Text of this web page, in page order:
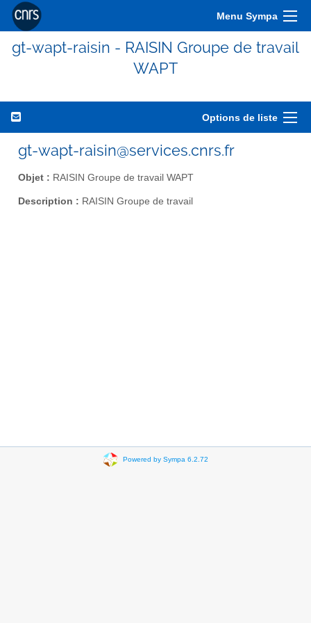
Menu Sympa
gt-wapt-raisin - RAISIN Groupe de travail
WAPT
Options de liste
gt-wapt-raisin@services.cnrs.fr
Objet : RAISIN Groupe de travail WAPT
Description : RAISIN Groupe de travail
Powered by Sympa 6.2.72